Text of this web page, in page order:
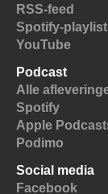
RSS-feed
Spotify-playlist
YouTube
Podcast
Alle
Spotify
Apple
Podimo
Social media
Facebook